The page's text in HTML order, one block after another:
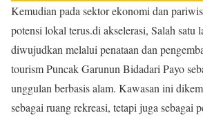
Kemudian pada sektor ekonomi dan
potensi lokal terus.di akselerasi, Salah satu
diwujudkan melalui penataan dan
tourism Puncak Garunun Bidadari Payo
unggulan berbasis alam. Kawasan ini
sebagai ruang rekreasi, tetapi juga sebagai